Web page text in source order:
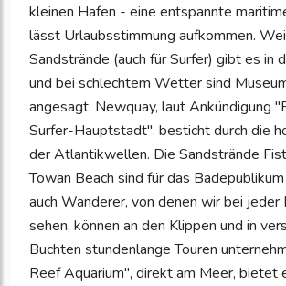
kleinen Hafen - eine entspannte
lässt Urlaubsstimmung aufkommen.
Sandstrände (auch für Surfer) gibt es in
und bei schlechtem Wetter sind
angesagt. Newquay, laut Ankündigung
Surfer-Hauptstadt", besticht durch die
der Atlantikwellen. Die Sandstrände
Towan Beach sind für das
auch Wanderer, von denen wir bei jeder
sehen, können an den Klippen und in
Buchten stundenlange Touren
Reef Aquarium", direkt am Meer, bietet